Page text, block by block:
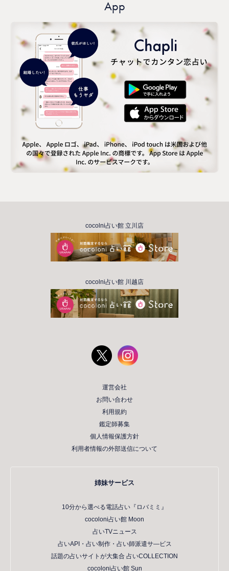
App
cocolni占い館 立川店
cocolni占い館 川越店
運営会社
お問い合わせ
利用規約
鑑定師募集
個人情報保護方針
利用者情報の外部送信について
姉妹サービス
10分から選べる電話占い『ロバミミ』
cocoloni占い館 Moon
占いTVニュース
占いAPI・占い制作・占い師派遣サ―ビス
話題の占いサイトが大集合 占いCOLLECTION
cocoloni占い館 Sun